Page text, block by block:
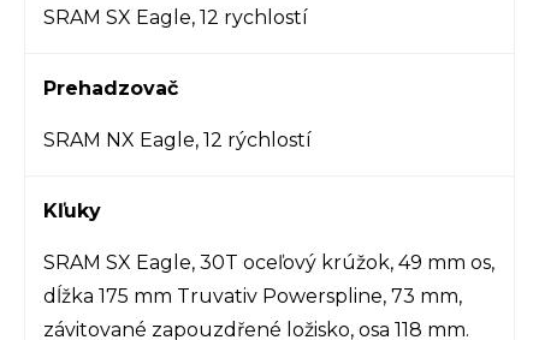
SRAM SX Eagle, 12 rychlostí
Prehadzovač
SRAM NX Eagle, 12 rýchlostí
Kľuky
SRAM SX Eagle, 30T oceľový krúžok, 49 mm os,
dĺžka 175 mm Truvativ Powerspline, 73 mm,
závitované zapouzdřené ložisko, osa 118 mm.